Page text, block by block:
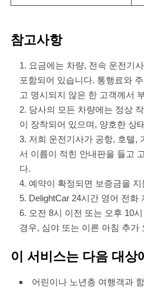
참고사항
요금에는 차량, 전속 운전기
포함되어 있습니다. 통행료와
고 명시되지 않은 한 고객께서
당사의 모든 차량에는 정상
이 장착되어 있으며, 양호한 상
저희 운전기사가 공항, 호텔,
서 이름이 적힌 안내판을 들고
다.
예약이 확정되면 보증금을
DelightCar 24시간 영어 전화
오전 8시 이전 또는 오후 10
경우, 심야 또는 이른 아침 추가
이 서비스는 다음 대상
어린이나 노년층 여행객과